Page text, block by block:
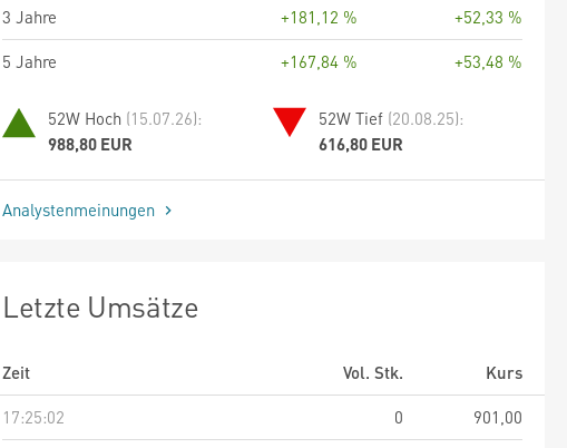
3 Jahre
+181,12 %
+52,33 %
5 Jahre
+167,84 % +53,48 %
52W Hoch (15.07.26):
988,80 EUR
52W Tief (20.08.25):
616,80 EUR
Analystenmeinungen
Letzte Umsätze
Zeit Vol. Stk.
Kurs
17:25:02
0
901,00